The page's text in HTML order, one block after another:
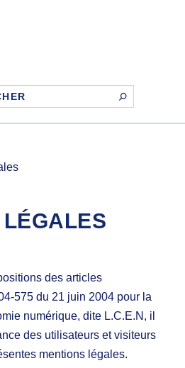
des articles
575 du 21 juin 2004 pour la
numérique, dite L.C.E.N, il
des utilisateurs et visiteurs
mentions légales.